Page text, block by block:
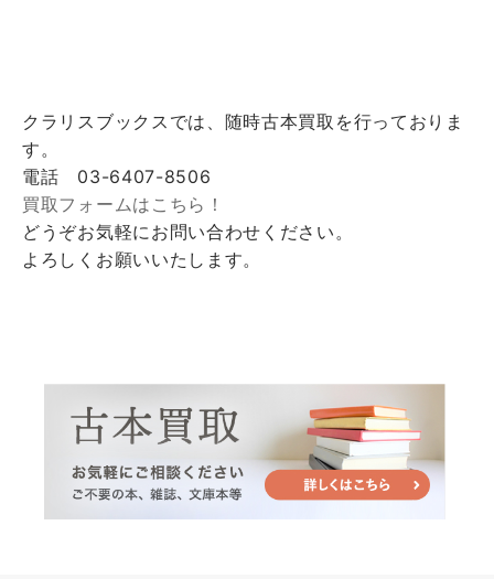
クラリスブックスでは、随時古本買取を行っておりま
す。
電話 03-6407-8506
買取フォームはこちら！
どうぞお気軽にお問い合わせください。
よろしくお願いいたします。